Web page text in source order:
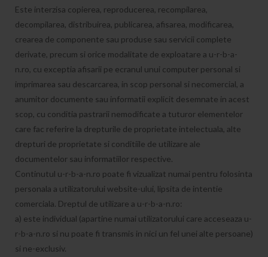
Este interzisa copierea, reproducerea, recompilarea,
decompilarea, distribuirea, publicarea, afisarea, modificarea,
crearea de componente sau produse sau servicii complete
derivate, precum si orice modalitate de exploatare a u-r-b-a-
n.ro, cu exceptia afisarii pe ecranul unui computer personal si
imprimarea sau descarcarea, in scop personal si necomercial, a
anumitor documente sau informatii explicit desemnate in acest
scop, cu conditia pastrarii nemodificate a tuturor elementelor
care fac referire la drepturile de proprietate intelectuala, alte
drepturi de proprietate si conditiile de utilizare ale
documentelor sau informatiilor respective.
Continutul u-r-b-a-n.ro poate fi vizualizat numai pentru folosinta
personala a utilizatorului website-ului, lipsita de intentie
comerciala. Dreptul de utilizare a u-r-b-a-n.ro:
a) este individual (apartine numai utilizatorului care acceseaza u-
r-b-a-n.ro si nu poate fi transmis in nici un fel unei alte persoane)
si ne-exclusiv.